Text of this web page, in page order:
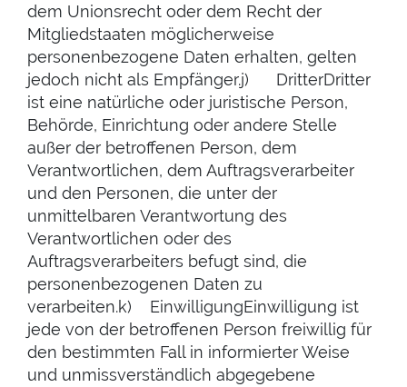
dem Unionsrecht oder dem Recht der
Mitgliedstaaten möglicherweise
personenbezogene Daten erhalten, gelten
jedoch nicht als Empfänger.j) DritterDritter
ist eine natürliche oder juristische Person,
Behörde, Einrichtung oder andere Stelle
außer der betroffenen Person, dem
Verantwortlichen, dem Auftragsverarbeiter
und den Personen, die unter der
unmittelbaren Verantwortung des
Verantwortlichen oder des
Auftragsverarbeiters befugt sind, die
personenbezogenen Daten zu
verarbeiten.k) EinwilligungEinwilligung ist
jede von der betroffenen Person freiwillig für
den bestimmten Fall in informierter Weise
und unmissverständlich abgegebene